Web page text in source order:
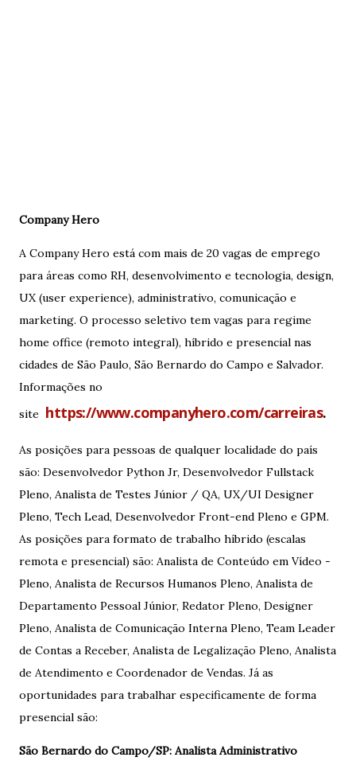
Company Hero
A Company Hero está com mais de 20 vagas de emprego
para áreas como RH, desenvolvimento e tecnologia, design,
UX (user experience), administrativo, comunicação e
marketing. O processo seletivo tem vagas para regime
home office (remoto integral), híbrido e presencial nas
cidades de São Paulo, São Bernardo do Campo e Salvador.
Informações no
site https://www.companyhero.com/carreiras.
As posições para pessoas de qualquer localidade do país
são: Desenvolvedor Python Jr, Desenvolvedor Fullstack
Pleno, Analista de Testes Júnior / QA, UX/UI Designer
Pleno, Tech Lead, Desenvolvedor Front-end Pleno e GPM.
As posições para formato de trabalho híbrido (escalas
remota e presencial) são: Analista de Conteúdo em Vídeo -
Pleno, Analista de Recursos Humanos Pleno, Analista de
Departamento Pessoal Júnior, Redator Pleno, Designer
Pleno, Analista de Comunicação Interna Pleno, Team Leader
de Contas a Receber, Analista de Legalização Pleno, Analista
de Atendimento e Coordenador de Vendas. Já as
oportunidades para trabalhar especificamente de forma
presencial são:
São Bernardo do Campo/SP: Analista Administrativo